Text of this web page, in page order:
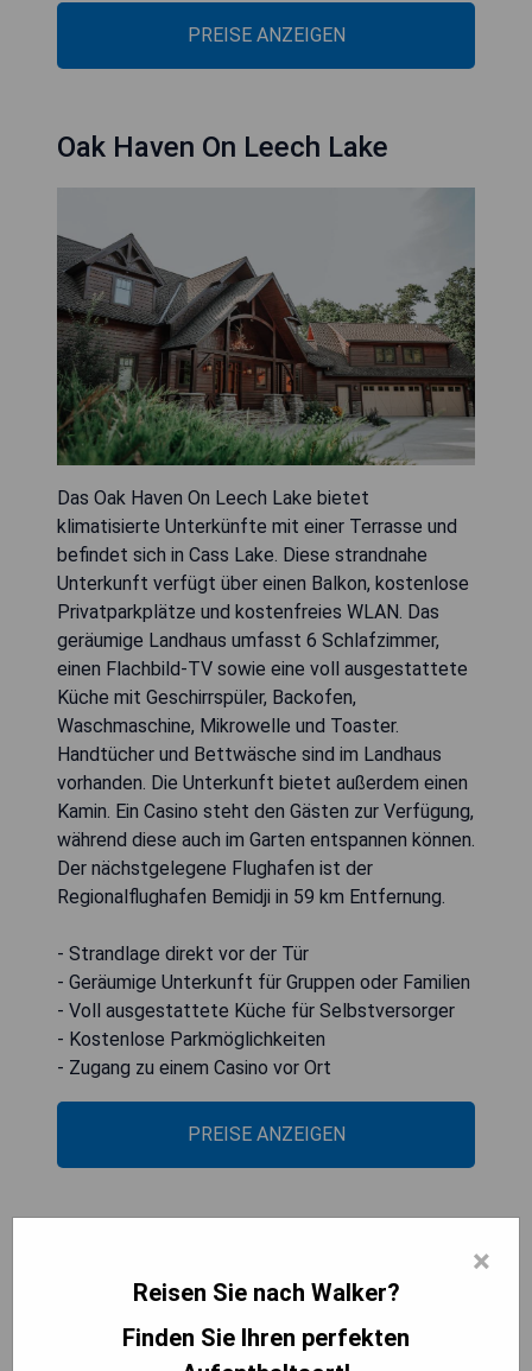
PREISE ANZEIGEN
Oak Haven On Leech Lake
Das Oak Haven On Leech Lake bietet
klimatisierte Unterkünfte mit einer Terrasse und
befindet sich in Cass Lake. Diese strandnahe
Unterkunft verfügt über einen Balkon, kostenlose
Privatparkplätze und kostenfreies WLAN. Das
geräumige Landhaus umfasst 6 Schlafzimmer,
einen Flachbild-TV sowie eine voll ausgestattete
Küche mit Geschirrspüler, Backofen,
Waschmaschine, Mikrowelle und Toaster.
Handtücher und Bettwäsche sind im Landhaus
vorhanden. Die Unterkunft bietet außerdem einen
Kamin. Ein Casino steht den Gästen zur Verfügung,
während diese auch im Garten entspannen können.
Der nächstgelegene Flughafen ist der
Regionalflughafen Bemidji in 59 km Entfernung.
- Strandlage direkt vor der Tür
- Geräumige Unterkunft für Gruppen oder Familien
- Voll ausgestattete Küche für Selbstversorger
- Kostenlose Parkmöglichkeiten
- Zugang zu einem Casino vor Ort
PREISE ANZEIGEN
the Heartland Trail
×
Reisen Sie nach Walker?
Finden Sie Ihren perfekten